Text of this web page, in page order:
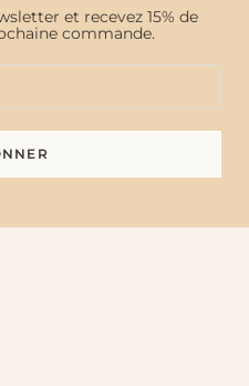
et recevez 15% de
commande.